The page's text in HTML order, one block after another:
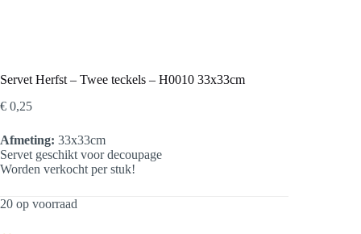
Servet Herfst – Twee teckels – H0010 33x33cm
€ 0,25
Afmeting: 33x33cm
Servet geschikt voor decoupage
Worden verkocht per stuk!
20 op voorraad